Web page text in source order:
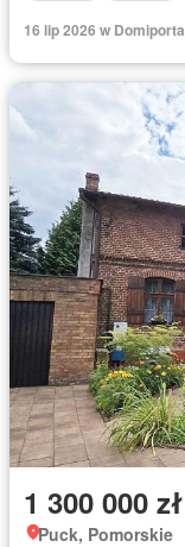
16 lip 2026 w Domiporta
1 300 000 zł
Puck, Pomorskie